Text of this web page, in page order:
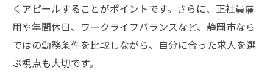
くアピールすることがポイントです。さらに、正社員雇
用や年間休日、ワークライフバランスなど、静岡市なら
ではの勤務条件を比較しながら、自分に合った求人を選
ぶ視点も大切です。